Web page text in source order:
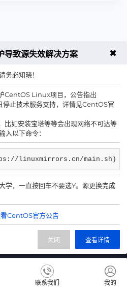
动，敬请期待！
联系我们 我的
致源失效解决方案 ✖
务必知晓！
CentOS Linux项目，公告指出
止技术服务支持，详情见CentOS官
比如安装宝塔等等会出现网络不可达等
入以下命令：
linuxmirrors.cn/main.sh)
学，一直按回车不要选Y。源更换完成
CentOS官方公告
查看详情
关闭